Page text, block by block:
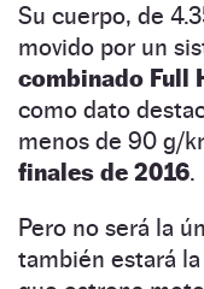
Su cuerpo, de
movido por un
combinado Full
como dato
menos de 90 g/
finales de 2016.
Pero no será la
también estará